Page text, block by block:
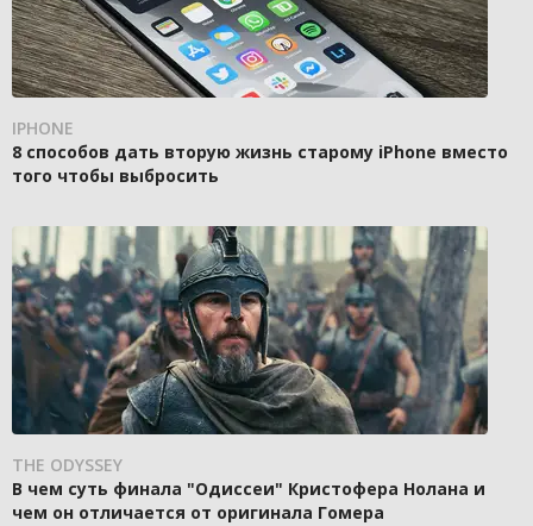
IPHONE
8 способов дать вторую жизнь старому iPhone вместо
того чтобы выбросить
THE ODYSSEY
В чем суть финала "Одиссеи" Кристофера Нолана и
чем он отличается от оригинала Гомера